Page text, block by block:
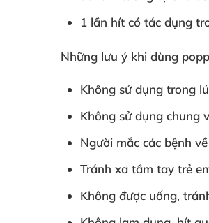
1 lần hít có tác dụng
Những lưu ý khi dùng
Không sử dụng trong
Không sử dụng chung
Người mắc các bệnh
Tránh xa tầm tay trẻ
Không được uống,